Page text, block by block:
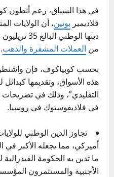
في هذا السياق، زعم أنطون
فلاديمير بوتين، أن الولايات
دينها
من العملات المشفرة والذهب.
بحسب كوبياكوف، فإن
هذه الأسواق، وتقديمها
التقليدي”، وذلك في
في فلاديفوستوك في روسيا.
أميركي، مما يجعله الأكبر في
ما تدين به الحكومة
الأجنبية والمستثمرون